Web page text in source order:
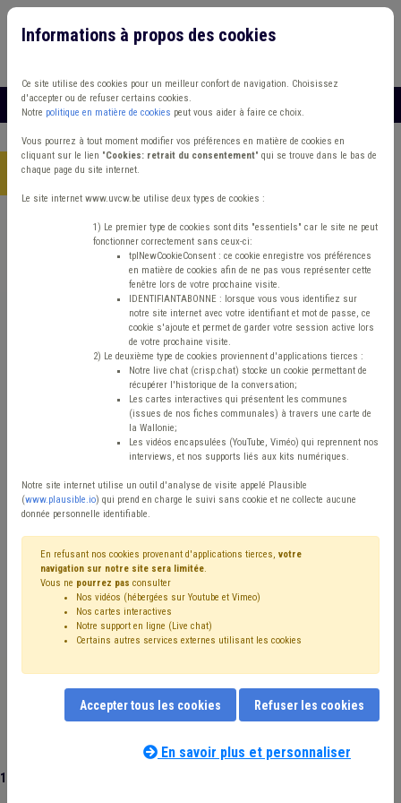
Accueil > Sécurité routière Banque Concession Amende
Trouver un contenu
Sécurité routière Banque Concession
Matière(s) principale(s)
Réinitialiser
Filtrer cette requête avec des mots-clés
⇒ Amende(retirer le mot clé
⇒ Sécurité routière( retirer le mot clé
Stationnement(13) Pouvoir adjudicateur(9)
Sanction administrative communale (SAC)
(8) Taxe(8)
Véhicule(7) Signalisation(7) Location(6)
Code wallon du logement et de l'habitat durable(6)
112 documents trouvés
Informations à propos des cookies
Ce site utilise des cookies pour un meilleur confort de navigation. Choisissez
d'accepter ou de refuser certains cookies.
Notre politique en matière de cookies peut vous aider à faire ce choix.
Vous pourrez à tout moment modifier vos préférences en matière de cookies en
cliquant sur le lien "Cookies: retrait du consentement" qui se trouve dans le bas de
chaque page du site internet.
Le site internet www.uvcw.be utilise deux types de cookies :
1) Le premier type de cookies sont dits "essentiels" car le site ne peut
fonctionner correctement sans ceux-ci:
tplNewCookieConsent : ce cookie enregistre vos préférences
en matière de cookies afin de ne pas vous représenter cette
fenêtre lors de votre prochaine visite.
IDENTIFIANTABONNE : lorsque vous vous identifiez sur
notre site internet avec votre identifiant et mot de passe, ce
cookie s'ajoute et permet de garder votre session active lors
de votre prochaine visite.
2) Le deuxième type de cookies proviennent d'applications tierces :
Notre live chat (crisp.chat) stocke un cookie permettant de
récupérer l'historique de la conversation;
Les cartes interactives qui présentent les communes
(issues de nos fiches communales) à travers une carte de
la Wallonie;
Les vidéos encapsulées (YouTube, Viméo) qui reprennent nos
interviews, et nos supports liés aux kits numériques.
Notre site internet utilise un outil d'analyse de visite appelé Plausible
(www.plausible.io) qui prend en charge le suivi sans cookie et ne collecte aucune
donnée personnelle identifiable.
En refusant nos cookies provenant d'applications tierces, votre
navigation sur notre site sera limitée.
Vous ne pourrez pas consulter
Nos vidéos (hébergées sur Youtube et Vimeo)
Nos cartes interactives
Notre support en ligne (Live chat)
Certains autres services externes utilisant les cookies
Accepter tous les cookies Refuser les cookies
En savoir plus et personnaliser